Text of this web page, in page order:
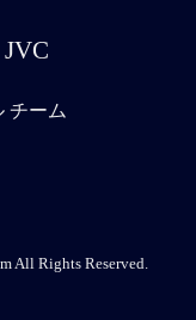
JVC
チーム
All Rights Reserved.